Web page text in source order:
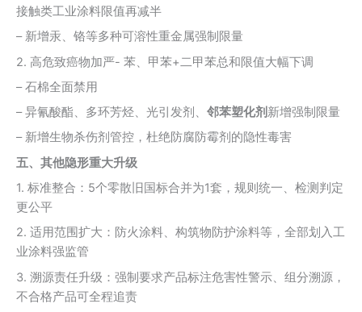
接触类工业涂料限值再减半
– 新增汞、铬等多种可溶性重金属强制限量
2. 高危致癌物加严- 苯、甲苯+二甲苯总和限值大幅下调
– 石棉全面禁用
– 异氰酸酯、多环芳烃、光引发剂、 邻苯塑化剂 新增强制限量
– 新增生物杀伤剂管控，杜绝防腐防霉剂的隐性毒害
五、其他隐形重大升级
1. 标准整合：5个零散旧国标合并为1套，规则统一、检测判定
更公平
2. 适用范围扩大：防火涂料、构筑物防护涂料等，全部划入工
业涂料强监管
3. 溯源责任升级：强制要求产品标注危害性警示、组分溯源，
不合格产品可全程追责